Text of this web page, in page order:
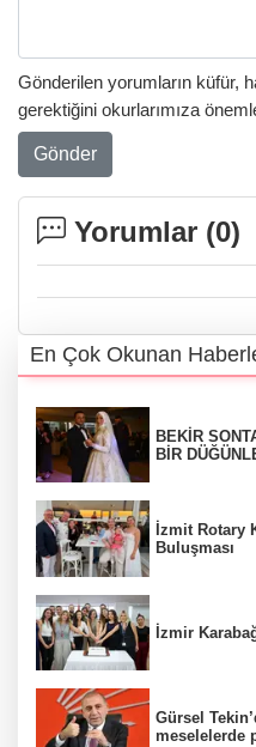
Gönderilen yorumların küfür,
gerektiğini okurlarımıza
Gönder
Yorumlar (0)
En Çok Okunan
BEKİR
BİR
İzmit Rotary
Buluşması
İzmir
Gürsel
meselelerde